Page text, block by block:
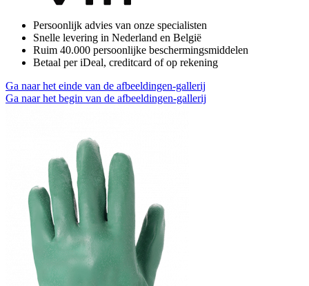
Persoonlijk advies van onze specialisten
Snelle levering in Nederland en België
Ruim 40.000 persoonlijke beschermingsmiddelen
Betaal per iDeal, creditcard of op rekening
Ga naar het einde van de afbeeldingen-gallerij
Ga naar het begin van de afbeeldingen-gallerij